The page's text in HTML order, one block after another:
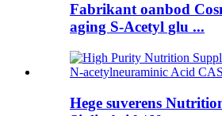
Fabrikant oanbod
aging S-Acetyl glu ...
Hege suverens